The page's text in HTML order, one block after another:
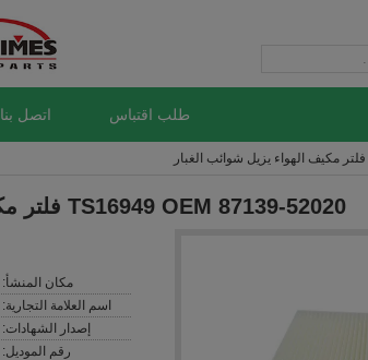
اتصل بنا طلب اقتباس
TS16949 OEM 87139-52020 فلتر مكيف الهواء يزيل شوائب الغبار
مكان المنشأ:
اسم العلامة التجارية:
إصدار الشهادات:
رقم الموديل: